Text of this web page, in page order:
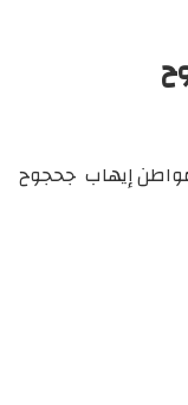
إيهاب جحجوح